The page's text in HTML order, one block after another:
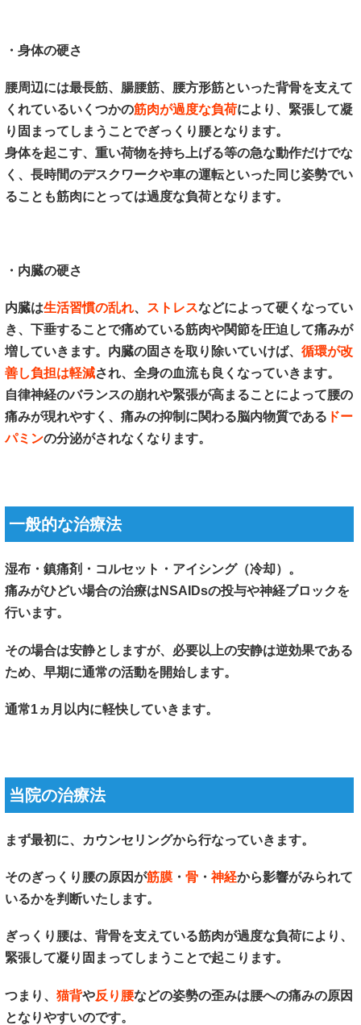
・身体の硬さ
腰周辺には最長筋、腸腰筋、腰方形筋といった背骨を支えて
くれているいくつかの筋肉が過度な負荷により、緊張して凝
り固まってしまうことでぎっくり腰となります。
身体を起こす、重い荷物を持ち上げる等の急な動作だけでな
く、長時間のデスクワークや車の運転といった同じ姿勢でい
ることも筋肉にとっては過度な負荷となります。
・内臓の硬さ
内臓は生活習慣の乱れ、 ストレスなどによって硬くなってい
き、下垂することで痛めている筋肉や関節を圧迫して痛みが
増していきます。内臓の固さを取り除いていけば、 循環が改
善し負担は軽減され、全身の血流も良くなっていきます。
自律神経のバランスの崩れや緊張が高まることによって腰の
痛みが現れやすく、痛みの抑制に関わる脳内物質である ドー
パミンの分泌がされなくなります。
一般的な治療法
湿布・鎮痛剤・コルセット・アイシング（冷却）。
痛みがひどい場合の治療はNSAIDsの投与や神経ブロックを
行います。
その場合は安静としますが、必要以上の安静は逆効果である
ため、早期に通常の活動を開始します。
通常1ヵ月以内に軽快していきます。
当院の治療法
まず最初に、カウンセリングから行なっていきます。
そのぎっくり腰の原因が筋膜 ・ 骨 ・神経から影響がみられて
いるかを判断いたします。
ぎっくり腰は、背骨を支えている筋肉が過度な負荷により、
緊張して凝り固まってしまうことで起こります。
つまり、 猫背や反り腰などの姿勢の歪みは腰への痛みの原因
となりやすいのです。